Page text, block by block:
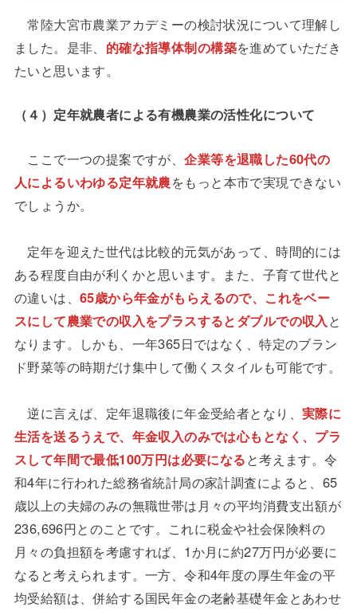
常陸大宮市農業アカデミーの検討状況について理解し
ました。是非、 的確な指導体制の構築を進めていただき
たいと思います。
（４）定年就農者による有機農業の活性化について
ここで一つの提案ですが、企業等を退職した60代の
人によるいわゆる定年就農をもっと本市で実現できない
でしょうか。
定年を迎えた世代は比較的元気があって、時間的には
ある程度自由が利くかと思います。また、子育て世代と
の違いは、 65歳から年金がもらえるので、これをベー
スにして農業での収入をプラスするとダブルでの収入 と
なります。しかも、一年365日ではなく、特定のブラン
ド野菜等の時期だけ集中して働くスタイルも可能です。
逆に言えば、定年退職後に年金受給者となり、 実際に
生活を送るうえで、年金収入のみでは心もとなく、プラ
スして年間で最低100万円は必要になると考えます。令
和4年に行われた総務省統計局の家計調査によると、65
歳以上の夫婦のみの無職世帯は月々の平均消費支出額が
236,696円とのことです。これに税金や社会保険料の
月々の負担額を考慮すれば、1か月に約27万円が必要に
なると考えられます。一方、令和4年度の厚生年金の平
均受給額は、併給する国民年金の老齢基礎年金とあわせ